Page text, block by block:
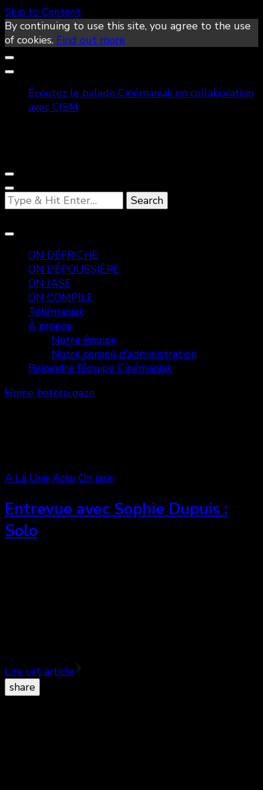
Skip to Content
By continuing to use this site, you agree to the use
of cookies. Find out more
Écoutez le balado Cinémaniak en collaboration
avec CISM
Looking
for
ON DÉFRICHE
ON DÉPOUSSIÈRE
ON JASE
ON COMPILE
Télémaniak
À propos
Notre équipe
Notre conseil d’administration
Rejoindre l’équipe Cinémaniak
Home hetero gaze
A La Une Actu On jase
Entrevue avec Sophie Dupuis :
Solo
Lire cet article
share